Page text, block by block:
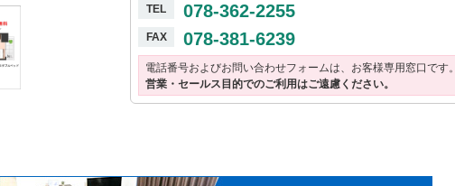
TEL
078-362-2255
FAX 078-381-6239
電話番号およびお問い合わせフォームは、お客様専用窓口です。
営業・セールス目的でのご利用はご遠慮ください。